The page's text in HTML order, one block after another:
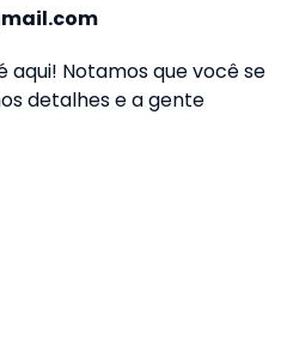
aqui! Notamos que você se
detalhes e a gente